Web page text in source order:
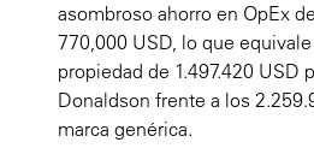
asombroso ahorro en OpEx
770,000 USD, lo que
propiedad de 1.497.420 USD
Donaldson frente a los
marca genérica.